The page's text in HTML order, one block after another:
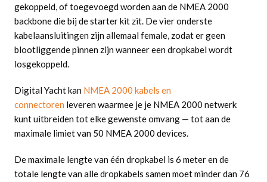
gekoppeld, of toegevoegd worden aan de NMEA 2000
backbone die bij de starter kit zit. De vier onderste
kabelaansluitingen zijn allemaal female, zodat er geen
blootliggende pinnen zijn wanneer een dropkabel wordt
losgekoppeld.
Digital Yacht kan NMEA 2000 kabels en
connectoren leveren waarmee je je NMEA 2000 netwerk
kunt uitbreiden tot elke gewenste omvang — tot aan de
maximale limiet van 50 NMEA 2000 devices.
De maximale lengte van één dropkabel is 6 meter en de
totale lengte van alle dropkabels samen moet minder dan 76